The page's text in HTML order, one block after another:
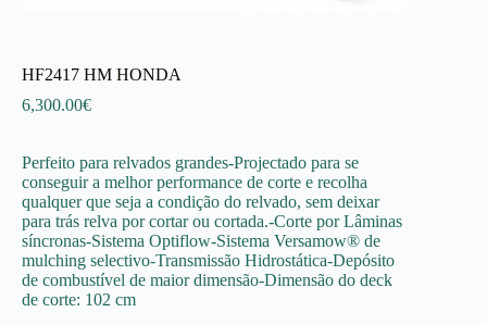
HF2417 HM HONDA
6,300.00€
Perfeito para relvados grandes-Projectado para se
conseguir a melhor performance de corte e recolha
qualquer que seja a condição do relvado, sem deixar
para trás relva por cortar ou cortada.-Corte por Lâminas
síncronas-Sistema Optiflow-Sistema Versamow® de
mulching selectivo-Transmissão Hidrostática-Depósito
de combustível de maior dimensão-Dimensão do deck
de corte: 102 cm